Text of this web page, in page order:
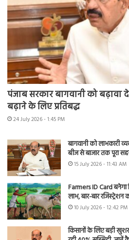
पंजाब सरकार बागवानी को
बढ़ाने के लिए प्रतिबद्ध
24 July 2026 - 1:45 PM
बागवानी को लाभकारी
बीज से बाजार तक पूरा
15 July 2026 - 11:43 AM
Farmers ID Card बनेगा
लाभ, बार-बार
10 July 2026 - 12:42 PM
किसानों के लिए बड़ी